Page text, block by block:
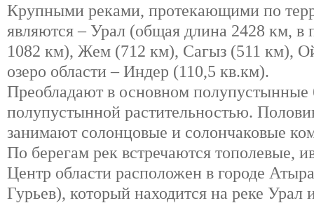
Крупными реками, протекающими по
являются – Урал (общая длина 2428 км, в
1082 км), Жем (712 км), Сагыз (511 км),
озеро области – Индер (110,5 кв.км).
Преобладают в основном полупустынные
полупустынной растительностью.
занимают солонцовые и солончаковые
По берегам рек встречаются тополевые,
Центр области расположен в городе
Гурьев), который находится на реке Урал